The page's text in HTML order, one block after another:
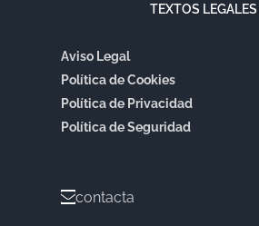
TEXTOS LEGALES
Aviso Legal
Política de Cookies
Política de Privacidad
Política de Seguridad
contacta